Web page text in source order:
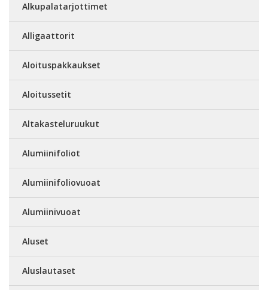
Alkupalatarjottimet
Alligaattorit
Aloituspakkaukset
Aloitussetit
Altakasteluruukut
Alumiinifoliot
Alumiinifoliovuoat
Alumiinivuoat
Aluset
Aluslautaset